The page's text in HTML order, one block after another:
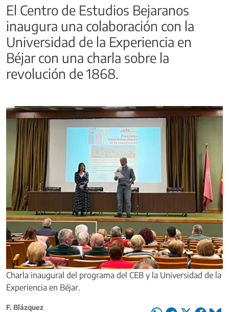
El Centro de Estudios Bejaranos
inaugura una colaboración con la
Universidad de la Experiencia en
Béjar con una charla sobre la
revolución de 1868.
Charla inaugural del programa del CEB y la Universidad de la
Experiencia en Béjar.
F. Blázquez